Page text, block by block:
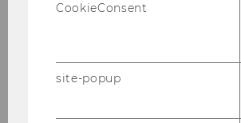
Exercises
Exercise No. 1: Hierarchical
CookieConsent
site-popup